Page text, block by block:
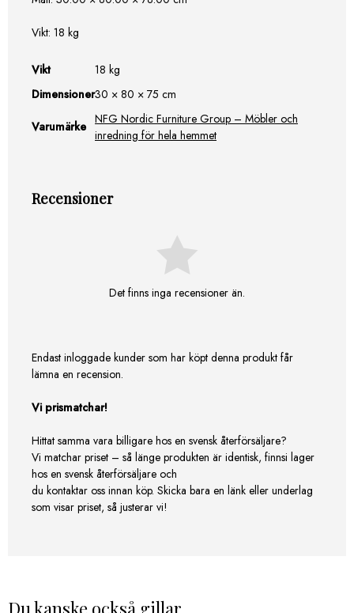
Vikt: 18 kg
Vikt
18 kg
Dimensioner30 × 80 × 75 cm
Varumärke NFG Nordic Furniture Group – Möbler och
inredning för hela hemmet
Recensioner
Det finns inga recensioner än.
Endast inloggade kunder som har köpt denna produkt får
lämna en recension.
Vi prismatchar!
Hittat samma vara billigare hos en svensk återförsäljare?
Vi matchar priset – så länge produkten är identisk, finnsi lager
hos en svensk återförsäljare och
du kontaktar oss innan köp. Skicka bara en länk eller underlag
som visar priset, så justerar vi!
Du kanske också gillar …